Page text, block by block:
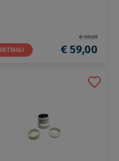
DETTAGLI
€ 59,69
€ 59,00